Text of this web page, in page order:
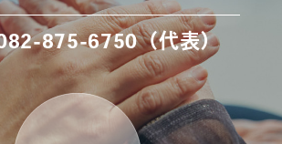
875-6750（代表）